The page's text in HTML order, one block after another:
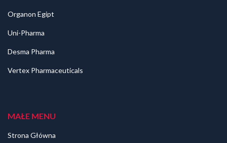
Organon Egipt
Uni-Pharma
Desma Pharma
Vertex Pharmaceuticals
MAŁE MENU
Strona Główna